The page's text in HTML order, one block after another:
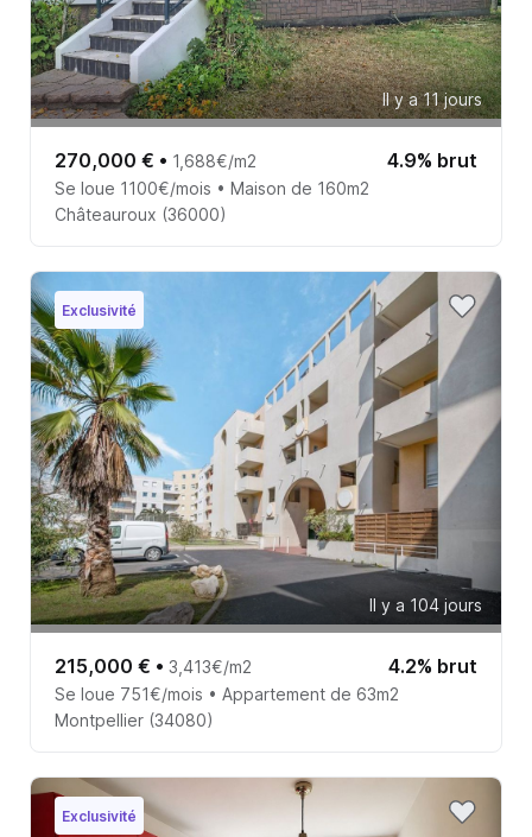
Il y a 11 jours
270,000 € • 1,688€/m2 4.9% brut
Se loue 1100€/mois • Maison de 160m2
Châteauroux (36000)
Exclusivité
Il y a 104 jours
215,000 € • 3,413€/m2 4.2% brut
Se loue 751€/mois • Appartement de 63m2
Montpellier (34080)
Exclusivité